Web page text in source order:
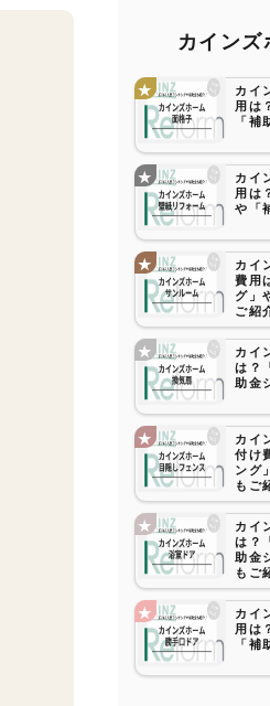
カインズ
カイ
用は
「補
カイ
用は
や「
カイ
費用
グ」
ご紹
カイ
は？
助金
カイ
付け
ング
もご
カイ
は？
助金
もご
カイ
用は
「補